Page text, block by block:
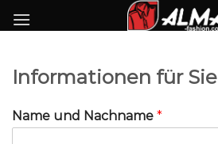
to
Informationen für Sie
Name und Nachname *